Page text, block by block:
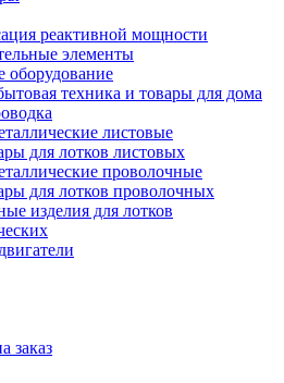
реактивной мощности
элементы
оборудование
техника и товары для дома
листовые
для лотков листовых
проволочные
для лотков проволочных
изделия для лотков
заказ